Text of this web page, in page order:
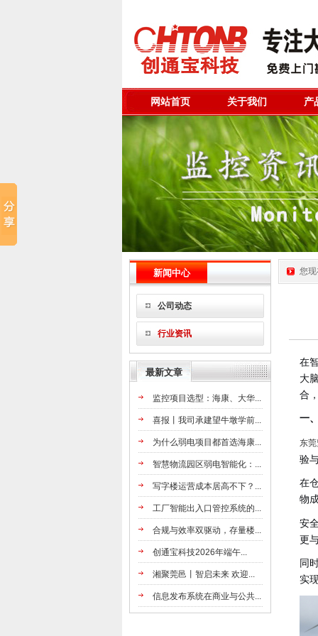
网站首页 关于我们 产
新闻中心
公司动态
行业资讯
最新文章
监控项目选型：海康、大华...
喜报丨我司承建望牛墩学前...
为什么弱电项目都首选海康...
智慧物流园区弱电智能化：...
写字楼运营成本居高不下？...
工厂智能出入口管控系统的...
合规与效率双驱动，存量楼...
创通宝科技2026年端午...
湘聚莞邑丨智启未来 欢迎...
信息发布系统在商业与公共...
您
在
大
合
一
东
验
在
物
安
更
同
实